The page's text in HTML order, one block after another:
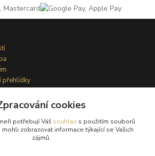
přehlídky
cookies
potřebují Váš souhlas s použitím souborů
mohli zobrazovat informace týkající se Vašich
zájmů.